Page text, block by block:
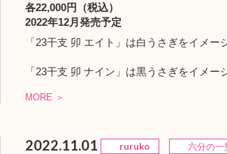
各22,000円（税込）
2022年12月発売予定
「23干支 卯 エイト」は白うさぎをイメー
「23干支 卯 ナイン」は黒うさぎをイメー
MORE ＞
2022.11.01 ruruko 六分の一